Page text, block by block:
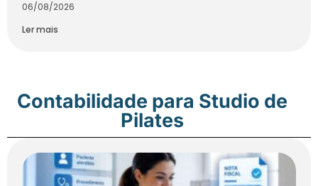
06/08/2026
Ler mais
Contabilidade para Studio de
Pilates